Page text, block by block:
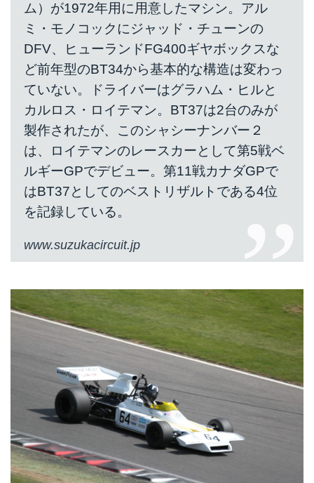
ム）が1972年用に用意したマシン。アル
ミ・モノコックにジャッド・チューンの
DFV、ヒューランドFG400ギヤボックスな
ど前年型のBT34から基本的な構造は変わっ
ていない。ドライバーはグラハム・ヒルと
カルロス・ロイテマン。BT37は2台のみが
製作されたが、このシャシーナンバー２
は、ロイテマンのレースカーとして第5戦ベ
ルギーGPでデビュー。第11戦カナダGPで
はBT37としてのベストリザルトである4位
を記録している。
www.suzukacircuit.jp